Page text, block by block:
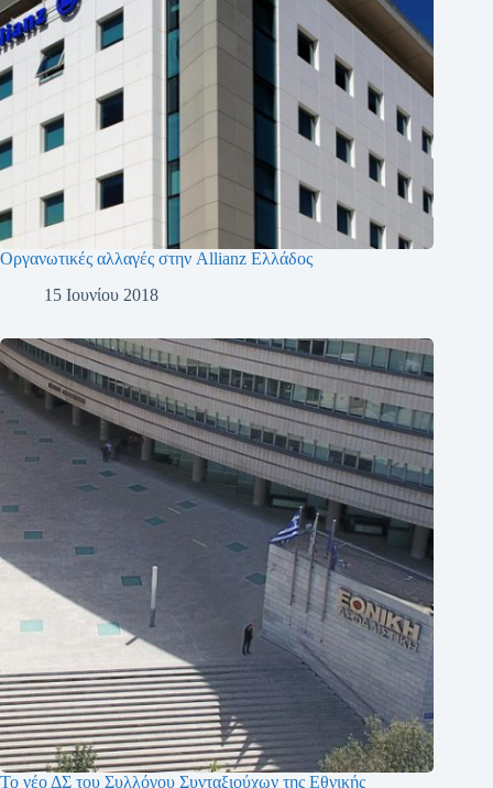
Οργανωτικές αλλαγές στην Allianz Ελλάδος
15 Ιουνίου 2018
Το νέο ΔΣ του Συλλόγου Συνταξιούχων της Εθνικής